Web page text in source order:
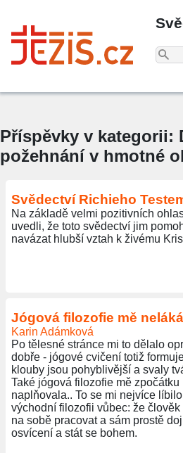
Příspěvky v kategorii:
požehnání v hmotné
Svědectví Richieho
Na základě velmi pozitivních
uvedli, že toto svědectví jim
navázat hlubší vztah k živému
Jógová filozofie mě neláká
Karin Adámková
Po tělesné stránce mi to dělalo
dobře - jógové cvičení totiž
klouby jsou pohyblivější a svaly
Také jógová filozofie mě zpočátku
naplňovala.. To se mi nejvíce
východní filozofii vůbec: že člověk
na sobě pracovat a sám prostě
osvícení a stát se bohem.